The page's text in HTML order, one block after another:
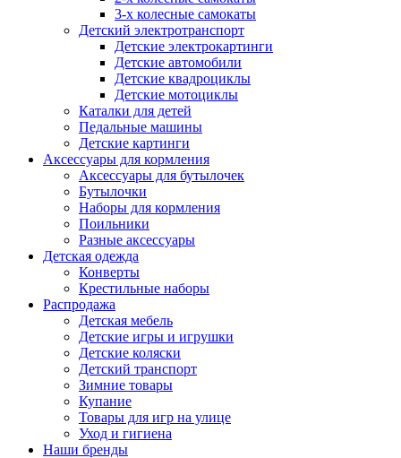
3-х колесные самокаты
Детский электротранспорт
Детские электрокартинги
Детские автомобили
Детские квадроциклы
Детские мотоциклы
Каталки для детей
Педальные машины
Детские картинги
Аксессуары для кормления
Аксессуары для бутылочек
Бутылочки
Наборы для кормления
Поильники
Разные аксессуары
Детская одежда
Конверты
Крестильные наборы
Распродажа
Детская мебель
Детские игры и игрушки
Детские коляски
Детский транспорт
Зимние товары
Купание
Товары для игр на улице
Уход и гигиена
Наши бренды